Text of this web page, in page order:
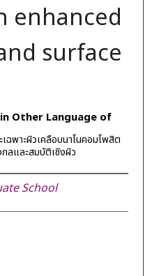
enhanced
surface
Other Language of
ฉพาะผิวเคลือบนาโนคอมโพสิต
ลและสมบัติเชิงผิว
School